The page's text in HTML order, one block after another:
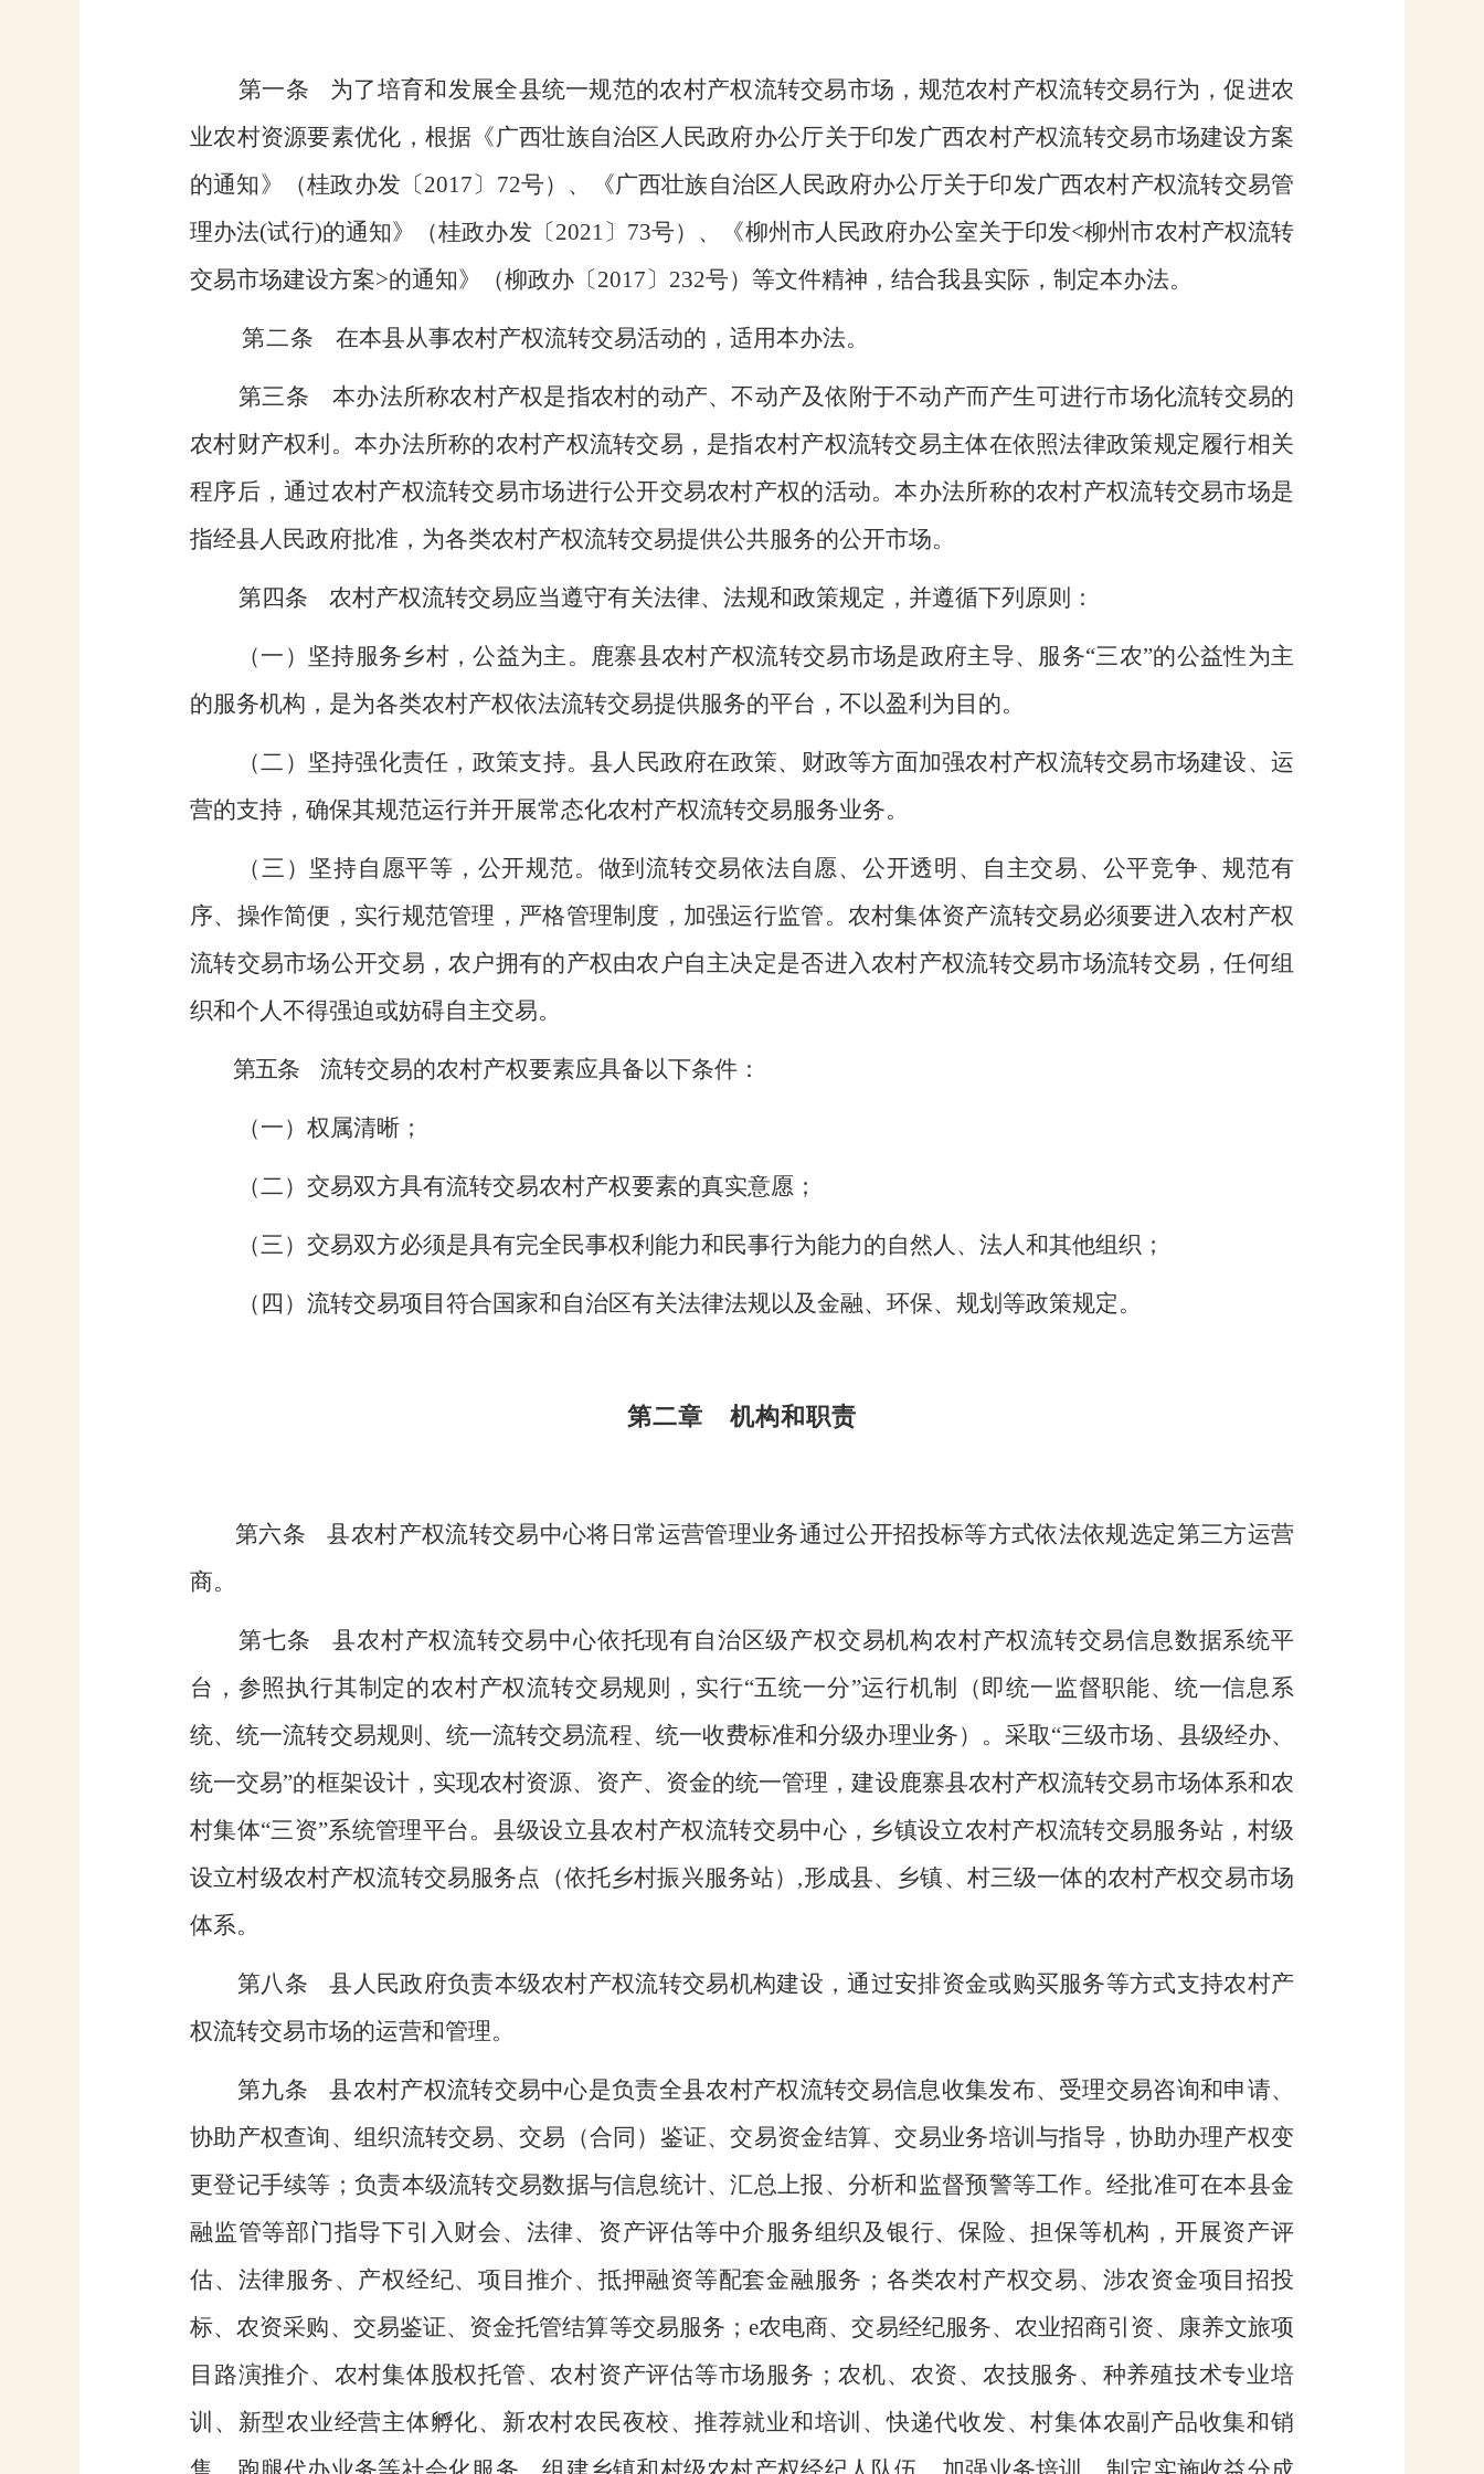
第一条
为了培育和发展全县统一规范的农村产权流转交易市场，规范农村产权流转交易行为，促进农
业农村资源要素优化，根据《广西壮族自治区人民政府办公厅关于印发广西农村产权流转交易市场建设方案
的通知》（桂政办发〔2017〕 72号）、《广西壮族自治区人民政府办公厅关于印发广西农村产权流转交易管
理办法(试行)的通知》（桂政办发〔2021〕 73号）、《柳州市人民政府办公室关于印发<柳州市农村产权流转
交易市场建设方案>的通知》（柳政办〔2017〕 232号）等文件精神，结合我县实际，制定本办法。
第二条 在本县从事农村产权流转交易活动的，适用本办法。
第三条
本办法所称农村产权是指农村的动产、不动产及依附于不动产而产生可进行市场化流转交易的
农村财产权利。本办法所称的农村产权流转交易，是指农村产权流转交易主体在依照法律政策规定履行相关
程序后，通过农村产权流转交易市场进行公开交易农村产权的活动。本办法所称的农村产权流转交易市场是
指经县人民政府批准，为各类农村产权流转交易提供公共服务的公开市场。
第四条 农村产权流转交易应当遵守有关法律、法规和政策规定，并遵循下列原则：
（一）坚持服务乡村，公益为主。鹿寨县农村产权流转交易市场是政府主导、服务“三农”的公益性为主
的服务机构，是为各类农村产权依法流转交易提供服务的平台，不以盈利为目的。
（二）坚持强化责任，政策支持。县人民政府在政策、财政等方面加强农村产权流转交易市场建设、运
营的支持，确保其规范运行并开展常态化农村产权流转交易服务业务。
（三）坚持自愿平等，公开规范。做到流转交易依法自愿、公开透明、自主交易、公平竞争、规范有
序、操作简便，实行规范管理，严格管理制度，加强运行监管。农村集体资产流转交易必须要进入农村产权
流转交易市场公开交易，农户拥有的产权由农户自主决定是否进入农村产权流转交易市场流转交易，任何组
织和个人不得强迫或妨碍自主交易。
第五条 流转交易的农村产权要素应具备以下条件：
（一）权属清晰；
（二）交易双方具有流转交易农村产权要素的真实意愿；
（三）交易双方必须是具有完全民事权利能力和民事行为能力的自然人、法人和其他组织；
（四）流转交易项目符合国家和自治区有关法律法规以及金融、环保、规划等政策规定。
第二章 机构和职责
第六条
县农村产权流转交易中心将日常运营管理业务通过公开招投标等方式依法依规选定第三方运营
商。
第七条
县农村产权流转交易中心依托现有自治区级产权交易机构农村产权流转交易信息数据系统平
台，参照执行其制定的农村产权流转交易规则，实行“五统一分”运行机制（即统一监督职能、统一信息系
统、统一流转交易规则、统一流转交易流程、统一收费标准和分级办理业务）。采取“三级市场、县级经办、
统一交易”的框架设计，实现农村资源、资产、资金的统一管理，建设鹿寨县农村产权流转交易市场体系和农
村集体“三资”系统管理平台。县级设立县农村产权流转交易中心，乡镇设立农村产权流转交易服务站，村级
设立村级农村产权流转交易服务点（依托乡村振兴服务站）,形成县、乡镇、村三级一体的农村产权交易市场
体系。
第八条
县人民政府负责本级农村产权流转交易机构建设，通过安排资金或购买服务等方式支持农村产
权流转交易市场的运营和管理。
第九条
县农村产权流转交易中心是负责全县农村产权流转交易信息收集发布、受理交易咨询和申请、
协助产权查询、组织流转交易、交易（合同）鉴证、交易资金结算、交易业务培训与指导，协助办理产权变
更登记手续等；负责本级流转交易数据与信息统计、汇总上报、分析和监督预警等工作。经批准可在本县金
融监管等部门指导下引入财会、法律、资产评估等中介服务组织及银行、保险、担保等机构，开展资产评
估、法律服务、产权经纪、项目推介、抵押融资等配套金融服务；各类农村产权交易、涉农资金项目招投
标、农资采购、交易鉴证、资金托管结算等交易服务； e农电商、交易经纪服务、农业招商引资、康养文旅项
目路演推介、农村集体股权托管、农村资产评估等市场服务；农机、农资、农技服务、种养殖技术专业培
训、新型农业经营主体孵化、新农村农民夜校、推荐就业和培训、快递代收发、村集体农副产品收集和销